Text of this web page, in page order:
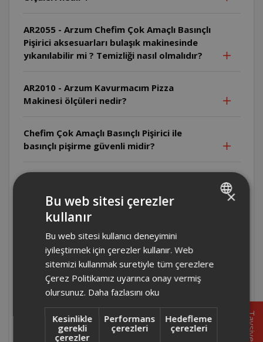
AR2055 - Arzum Chefim Çok Amaçlı Basınçlı
Pişirici aksesuarları bulaşık makinesinde
yıkanılabilir mi ? Temizliği nasıl olmalıdır?
AR2010 - Arzum Kavurmacım Pizza
Makinesi ölçüleri nedir?
Chefim Çok Amaçlı Basınçlı Pişirici ile
basınçlı pişirme güvenli midir?
Chefim Çok Amaçlı Basınçlı Pişirici ürün
Chefim Çok Amaçlı Basınçlı Pişirici ürünü
yanlış bir modda çalıştırdığımızda iptal
tuşuna basıp yeni bir mod seçebilir miyiz?
Chefim Çok Amaçlı Basınçlı Pişirici
elektrikler kesildiğinde ve sonra geldiğinde
ürün kaldığı yerden çalışmaya devam eder
Tavsiye
×
Bu web sitesi çerezler
kullanır
Bu web sitesi kullanıcı deneyimini
iyileştirmek için çerezler kullanır. Web
sitemizi kullanmak suretiyle tüm çerezlere
Çerez Politikamız uyarınca onay vermiş
olursunuz. Daha fazlasını oku
Kesinlikle
gerekli
çerezler
Performans
çerezleri
Hedefleme
çerezleri